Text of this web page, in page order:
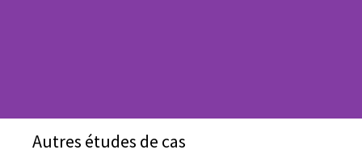
Autres études de cas